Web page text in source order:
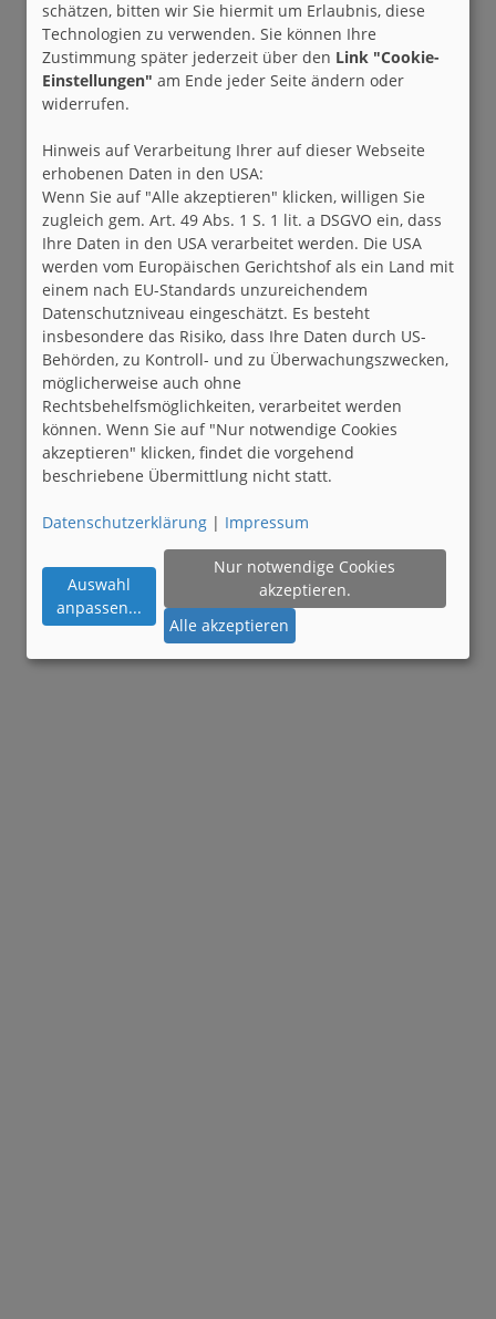
schätzen, bitten wir Sie hiermit um Erlaubnis, diese
Technologien zu verwenden. Sie können Ihre
Zustimmung später jederzeit über den Link "Cookie-
Einstellungen" am Ende jeder Seite ändern oder
widerrufen.
Hinweis auf Verarbeitung Ihrer auf dieser Webseite
erhobenen Daten in den USA:
Wenn Sie auf "Alle akzeptieren" klicken, willigen Sie
zugleich gem. Art. 49 Abs. 1 S. 1 lit. a DSGVO ein, dass
Ihre Daten in den USA verarbeitet werden. Die USA
werden vom Europäischen Gerichtshof als ein Land mit
einem nach EU-Standards unzureichendem
Datenschutzniveau eingeschätzt. Es besteht
insbesondere das Risiko, dass Ihre Daten durch US-
Behörden, zu Kontroll- und zu Überwachungszwecken,
möglicherweise auch ohne
Rechtsbehelfsmöglichkeiten, verarbeitet werden
können. Wenn Sie auf "Nur notwendige Cookies
akzeptieren" klicken, findet die vorgehend
beschriebene Übermittlung nicht statt.
Datenschutzerklärung | Impressum
Auswahl
anpassen...
Nur notwendige Cookies
akzeptieren.
Alle akzeptieren